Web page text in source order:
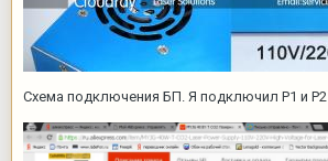
Схема подключения БП. Я подключил Р1 и Р2